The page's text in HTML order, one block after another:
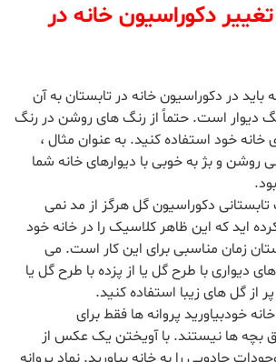
تغییر دکوراسیون خانه در
باید در دکوراسیون خانه در تابستان به آن
دیوار است. حتماً از رنگ های روشن در رنگ
خانه خود استفاده کنید. به عنوان مثال ،
روشن و بژ به خوبی با دیوارهای خانه شما
دکوراسیون گل هرگز از مد نمی
اید که این ظاهر کلاسیک را در خانه خود
زمان مناسبی برای این کار است. می
های دیواری با طرح گل یا از پزده با طرح گل یا
از گل های زیبا استفاده کنید.
خانه خودبیاورید پروانه ها فقط برای
بچه ها نیستند. با آویختن یک عکس از